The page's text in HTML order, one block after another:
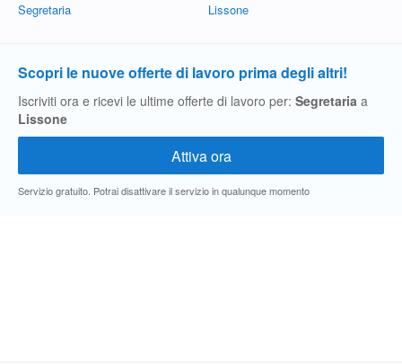
Segretaria Lissone
Scopri le nuove offerte di lavoro prima degli altri!
Iscriviti ora e ricevi le ultime offerte di lavoro per: Segretaria a
Lissone
Servizio gratuito. Potrai disattivare il servizio in qualunque momento